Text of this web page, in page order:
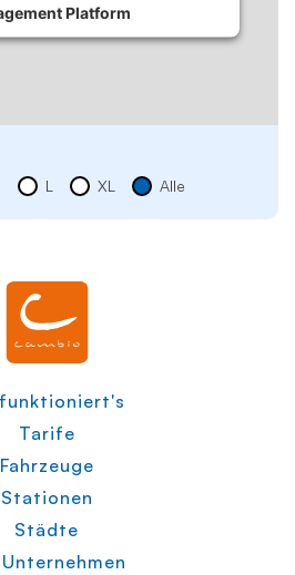
Platform
L XL Alle
Tarife
Fahrzeuge
Stationen
Städte